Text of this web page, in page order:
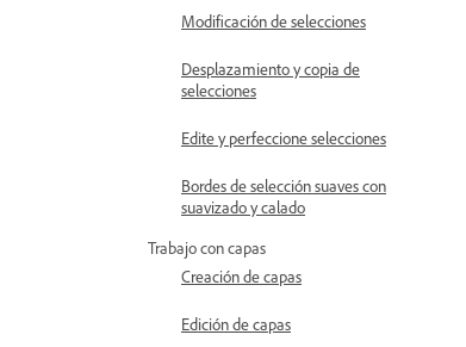
Modificación de selecciones
Desplazamiento y copia de
selecciones
Edite y perfeccione selecciones
Bordes de selección suaves con
suavizado y calado
Trabajo con capas
Creación de capas
Edición de capas